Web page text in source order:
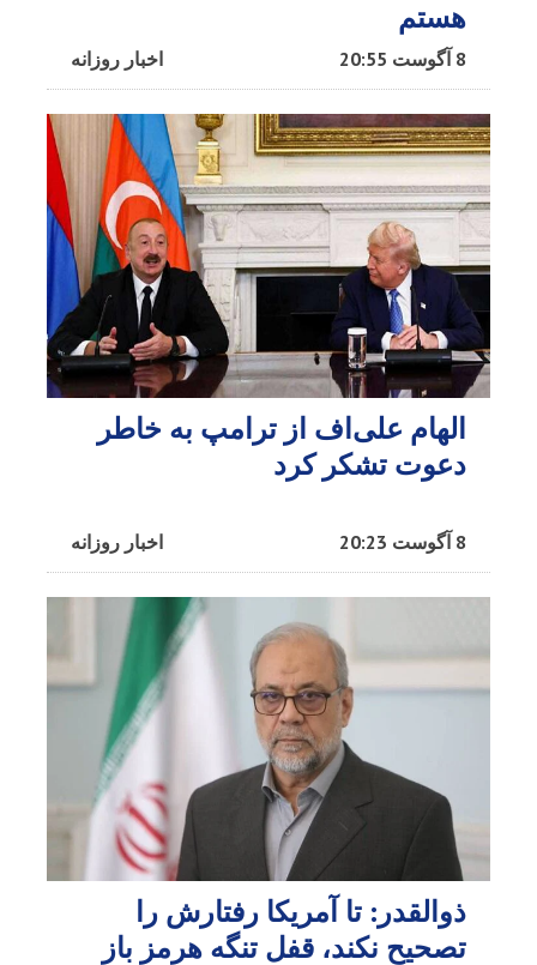
هستم
اخبار روزانه 8 آگوست 20:55
الهام علی‌اف از ترامپ به خاطر
دعوت تشکر کرد
اخبار روزانه 8 آگوست 20:23
ذوالقدر: تا آمریکا رفتارش را
تصحیح نکند، قفل تنگه هرمز باز